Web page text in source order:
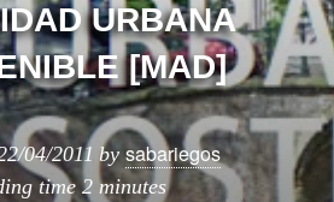
URBANA
[MAD]
04/2011 by sabariegos
time2 minutes